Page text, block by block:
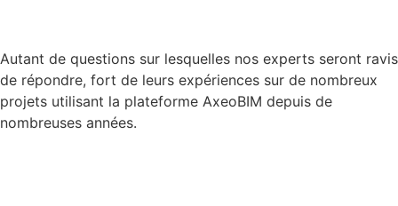
Autant de questions sur lesquelles nos experts seront ravis
de répondre, fort de leurs expériences sur de nombreux
projets utilisant la plateforme AxeoBIM depuis de
nombreuses années.